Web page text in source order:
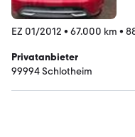
EZ 01/2012 • 67.000 km •
Privatanbieter
99994 Schlotheim